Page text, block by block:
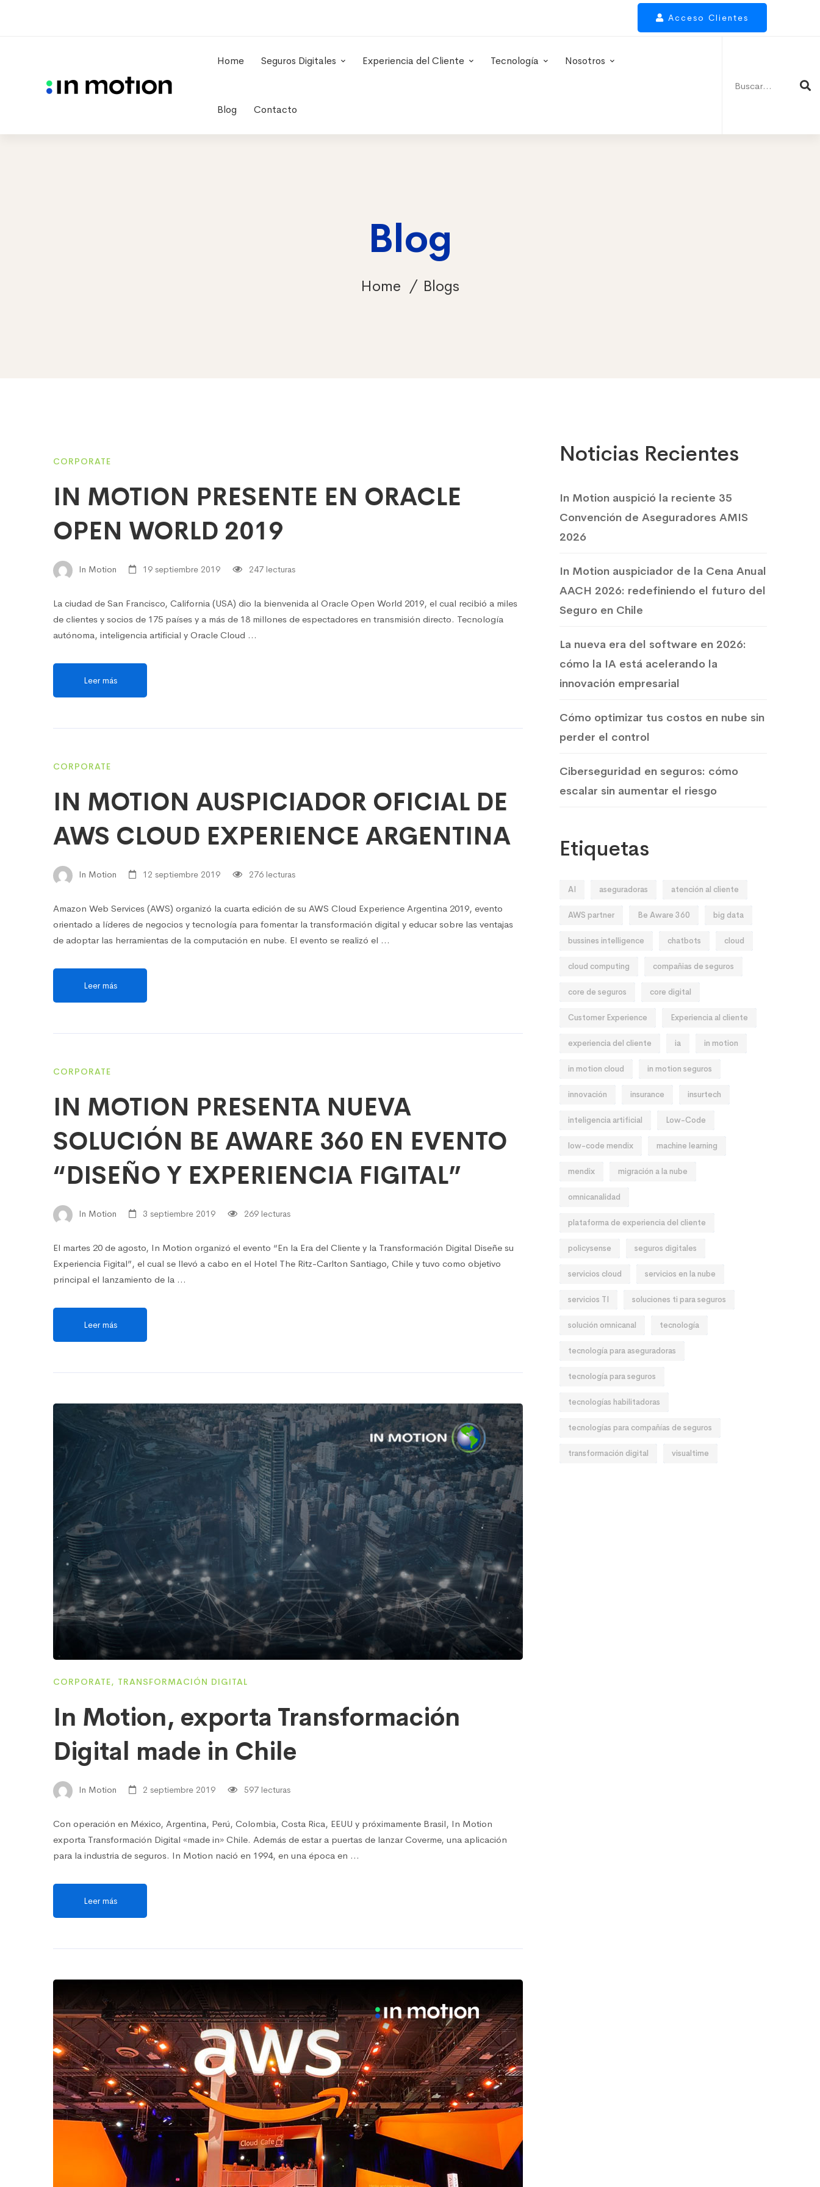
Acceso Clientes
Home Seguros Digitales Experiencia del Cliente Tecnología Nosotros
Blog Contacto
Blog
Home Blogs
CORPORATE
IN MOTION PRESENTE EN ORACLE
OPEN WORLD 2019
In Motion 19 septiembre 2019 247 lecturas
La ciudad de San Francisco, California (USA) dio la bienvenida al Oracle Open World 2019, el cual recibió a miles
de clientes y socios de 175 países y a más de 18 millones de espectadores en transmisión directo. Tecnología
autónoma, inteligencia artificial y Oracle Cloud …
Leer más
CORPORATE
IN MOTION AUSPICIADOR OFICIAL DE
AWS CLOUD EXPERIENCE ARGENTINA
In Motion 12 septiembre 2019 276 lecturas
Amazon Web Services (AWS) organizó la cuarta edición de su AWS Cloud Experience Argentina 2019, evento
orientado a líderes de negocios y tecnología para fomentar la transformación digital y educar sobre las ventajas
de adoptar las herramientas de la computación en nube. El evento se realizó el …
Leer más
CORPORATE
IN MOTION PRESENTA NUEVA
SOLUCIÓN BE AWARE 360 EN EVENTO
“DISEÑO Y EXPERIENCIA FIGITAL”
In Motion 3 septiembre 2019 269 lecturas
El martes 20 de agosto, In Motion organizó el evento “En la Era del Cliente y la Transformación Digital Diseñe su
Experiencia Figital”, el cual se llevó a cabo en el Hotel The Ritz-Carlton Santiago, Chile y tuvo como objetivo
principal el lanzamiento de la …
Leer más
CORPORATE, TRANSFORMACIÓN DIGITAL
In Motion, exporta Transformación
Digital made in Chile
In Motion 2 septiembre 2019 597 lecturas
Con operación en México, Argentina, Perú, Colombia, Costa Rica, EEUU y próximamente Brasil, In Motion
exporta Transformación Digital «made in» Chile. Además de estar a puertas de lanzar Coverme, una aplicación
para la industria de seguros. In Motion nació en 1994, en una época en …
Leer más
Noticias Recientes
In Motion auspició la reciente 35
Convención de Aseguradores AMIS
2026
In Motion auspiciador de la Cena Anual
AACH 2026: redefiniendo el futuro del
Seguro en Chile
La nueva era del software en 2026:
cómo la IA está acelerando la
innovación empresarial
Cómo optimizar tus costos en nube sin
perder el control
Ciberseguridad en seguros: cómo
escalar sin aumentar el riesgo
Etiquetas
AI aseguradoras atención al cliente
AWS partner Be Aware 360 big data
bussines intelligence chatbots cloud
cloud computing compañias de seguros
core de seguros core digital
Customer Experience Experiencia al cliente
experiencia del cliente ia in motion
in motion cloud in motion seguros
innovación insurance insurtech
inteligencia artificial Low-Code
low-code mendix machine learning
mendix migración a la nube
omnicanalidad
plataforma de experiencia del cliente
policysense seguros digitales
servicios cloud servicios en la nube
servicios TI soluciones ti para seguros
solución omnicanal tecnología
tecnología para aseguradoras
tecnología para seguros
tecnologías habilitadoras
tecnologías para compañías de seguros
transformación digital visualtime